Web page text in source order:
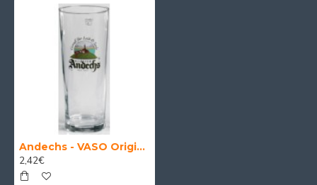
Andechs - VASO Original cerveza Andechs 50 cl.
2,42€